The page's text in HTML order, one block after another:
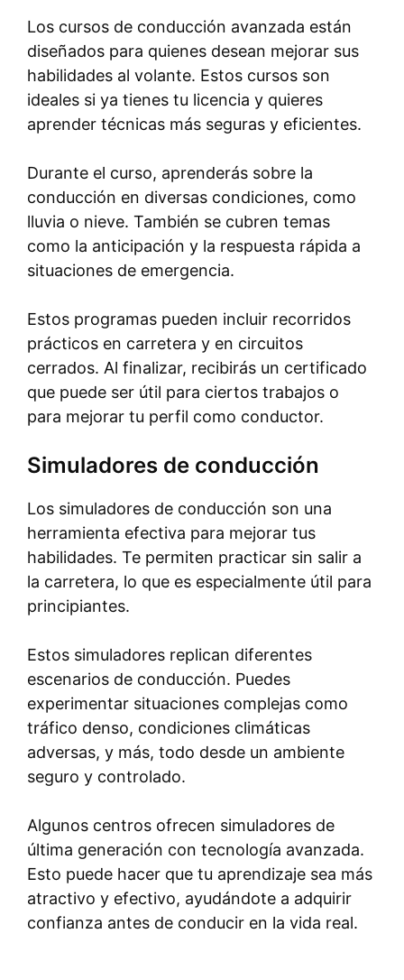
Los cursos de conducción avanzada están
diseñados para quienes desean mejorar sus
habilidades al volante. Estos cursos son
ideales si ya tienes tu licencia y quieres
aprender técnicas más seguras y eficientes.
Durante el curso, aprenderás sobre la
conducción en diversas condiciones, como
lluvia o nieve. También se cubren temas
como la anticipación y la respuesta rápida a
situaciones de emergencia.
Estos programas pueden incluir recorridos
prácticos en carretera y en circuitos
cerrados. Al finalizar, recibirás un certificado
que puede ser útil para ciertos trabajos o
para mejorar tu perfil como conductor.
Simuladores de conducción
Los simuladores de conducción son una
herramienta efectiva para mejorar tus
habilidades. Te permiten practicar sin salir a
la carretera, lo que es especialmente útil para
principiantes.
Estos simuladores replican diferentes
escenarios de conducción. Puedes
experimentar situaciones complejas como
tráfico denso, condiciones climáticas
adversas, y más, todo desde un ambiente
seguro y controlado.
Algunos centros ofrecen simuladores de
última generación con tecnología avanzada.
Esto puede hacer que tu aprendizaje sea más
atractivo y efectivo, ayudándote a adquirir
confianza antes de conducir en la vida real.